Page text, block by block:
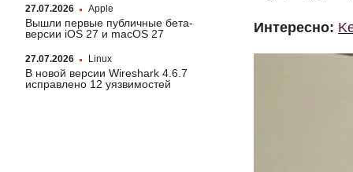
27.07.2026 Apple
Вышли первые публичные бета-
версии iOS 27 и macOS 27
27.07.2026 Linux
В новой версии Wireshark 4.6.7
исправлено 12 уязвимостей
Интересно: